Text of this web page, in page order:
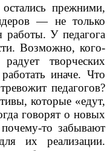
прежними,
— не только
работы. У педагога
Возможно, кого-
творческих
иначе. Что
педагогов?
которые «едут,
говорят о новых
то забывают
их реализации.